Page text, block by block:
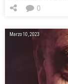
0
Marzo 10, 2023